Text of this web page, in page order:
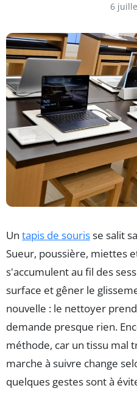
6
Un tapis de sourisse salit
Sueur, poussière, miettes
s'accumulent au fil des
surface et gêner le
nouvelle : le nettoyer
demande presque rien.
méthode, car un tissu mal
marche à suivre change
quelques gestes sont à